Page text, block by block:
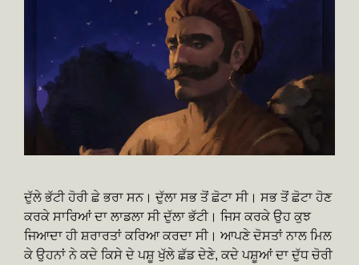
ਦੁੱਲੇ ਭੱਟੀ ਹੋਰੀ ਛੇ ਭਰਾ ਸਨ। ਦੁੱਲਾ ਸਭ ਤੋਂ ਛੋਟਾ ਸੀ। ਸਭ ਤੋਂ ਛੋਟਾ ਹੋਣ
ਕਰਕੇ ਸਾਰਿਆਂ ਦਾ ਲਾਡਲਾ ਸੀ ਦੁੱਲਾ ਭੱਟੀ। ਜਿਸ ਕਰਕੇ ਉਹ ਕੁਝ
ਜਿਆਦਾ ਹੀ ਸ਼ਰਾਰਤਾਂ ਕਰਿਆ ਕਰਦਾ ਸੀ। ਆਪਣੇ ਦੋਸਤਾਂ ਨਾਲ ਮਿਲ
ਕੇ ਉਹਨਾਂ ਨੇ ਕਦੇ ਕਿਸੇ ਦੇ ਪਸ਼ੂ ਖੁੱਲੇ ਛੱਡ ਦੇਣੇ, ਕਦੇ ਪਸ਼ੂਆਂ ਦਾ ਦੁੱਧ ਚੋਰੀ